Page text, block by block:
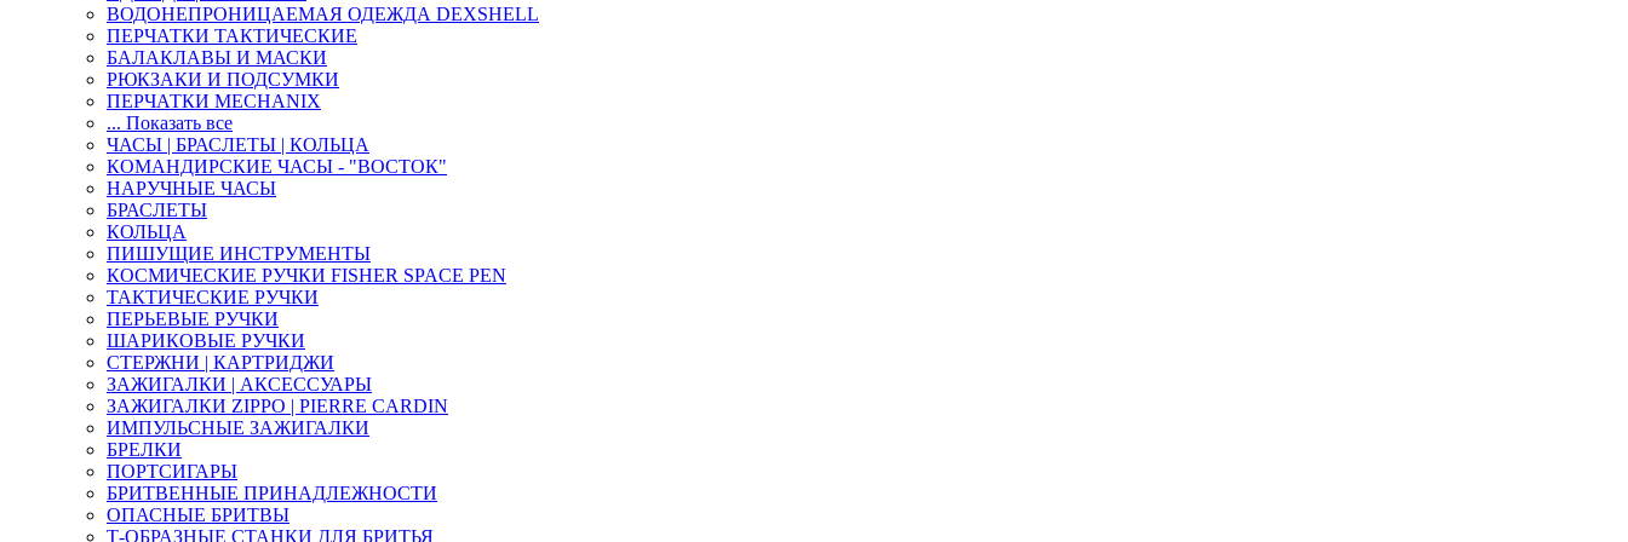
ВОДОНЕПРОНИЦАЕМАЯ ОДЕЖДА DEXSHELL
ПЕРЧАТКИ ТАКТИЧЕСКИЕ
БАЛАКЛАВЫ И МАСКИ
РЮКЗАКИ И ПОДСУМКИ
ПЕРЧАТКИ MECHANIX
... Показать все
ЧАСЫ | БРАСЛЕТЫ | КОЛЬЦА
КОМАНДИРСКИЕ ЧАСЫ - "ВОСТОК"
НАРУЧНЫЕ ЧАСЫ
БРАСЛЕТЫ
КОЛЬЦА
ПИШУЩИЕ ИНСТРУМЕНТЫ
КОСМИЧЕСКИЕ РУЧКИ FISHER SPACE PEN
ТАКТИЧЕСКИЕ РУЧКИ
ПЕРЬЕВЫЕ РУЧКИ
ШАРИКОВЫЕ РУЧКИ
СТЕРЖНИ | КАРТРИДЖИ
ЗАЖИГАЛКИ | АКСЕССУАРЫ
ЗАЖИГАЛКИ ZIPPO | PIERRE CARDIN
ИМПУЛЬСНЫЕ ЗАЖИГАЛКИ
БРЕЛКИ
ПОРТСИГАРЫ
БРИТВЕННЫЕ ПРИНАДЛЕЖНОСТИ
ОПАСНЫЕ БРИТВЫ
Т-ОБРАЗНЫЕ СТАНКИ ДЛЯ БРИТЬЯ